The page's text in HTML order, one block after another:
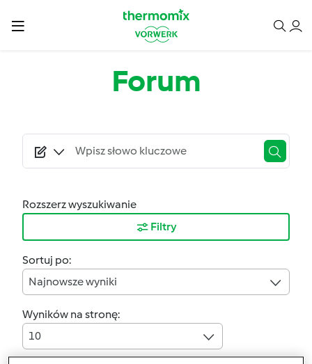
Forum
Rozszerz wyszukiwanie
Filtry
Sortuj po:
Najnowsze wyniki
Wyników na stronę:
10